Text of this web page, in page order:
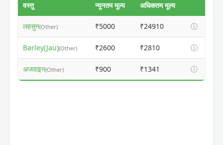
वस्तु न्यूनतम मूल्य अधिकतम मूल्य
लहसुन(Other) ₹5000 ₹24910 ⓘ
Barley(Jau)(Other) ₹2600 ₹2810 ⓘ
अजवाइन(Other) ₹900 ₹1341 ⓘ